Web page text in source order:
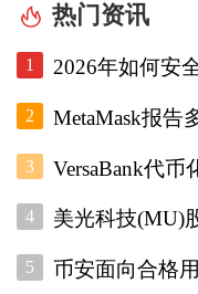
热门资讯
1
2 MetaMask报告
3
4
5 币安面向合格